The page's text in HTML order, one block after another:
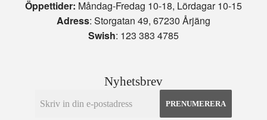
Öppettider: Måndag-Fredag 10-18, Lördagar 10-15
Adress: Storgatan 49, 67230 Årjäng
Swish: 123 383 4785
Nyhetsbrev
PRENUMERERA